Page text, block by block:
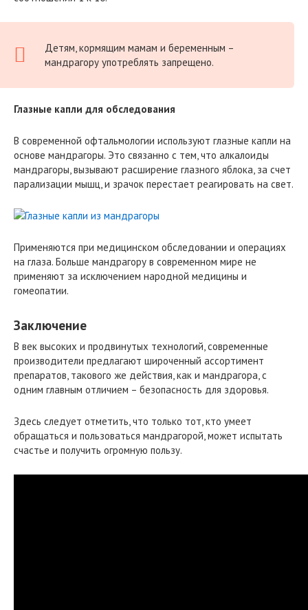
Детям, кормящим мамам и беременным –
мандрагору употреблять запрещено.
Глазные капли для обследования
В современной офтальмологии используют глазные капли на
основе мандрагоры. Это связанно с тем, что алкалоиды
мандрагоры, вызывают расширение глазного яблока, за счет
парализации мышц, и зрачок перестает реагировать на свет.
Применяются при медицинском обследовании и операциях
на глаза. Больше мандрагору в современном мире не
применяют за исключением народной медицины и
гомеопатии.
Заключение
В век высоких и продвинутых технологий, современные
производители предлагают широченный ассортимент
препаратов, такового же действия, как и мандрагора, с
одним главным отличием – безопасность для здоровья.
Здесь следует отметить, что только тот, кто умеет
обращаться и пользоваться мандрагорой, может испытать
счастье и получить огромную пользу.